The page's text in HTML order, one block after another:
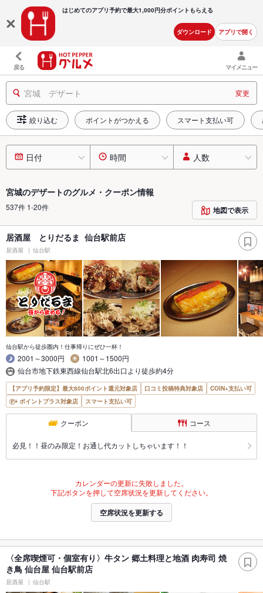
はじめてのアプリ予約で最大1,000円分ポイントもらえる
ダウンロード アプリで開く
戻る マイメニュー
宮城 デザート 変更
絞り込む ポイントがつかえる スマート支払い可
日付 時間 人数
宮城のデザートのグルメ・クーポン情報
537件 1-20件 地図で表示
居酒屋 とりだるま 仙台駅前店
居酒屋 仙台駅
仙台駅から徒歩圏内！仕事帰りにぜひ一杯！
2001～3000円
1001～1500円
仙台市地下鉄東西線仙台駅北6出口より徒歩約4分
【アプリ予約限定】最大800ポイント還元対象店 口コミ投稿特典対象店
COIN+支払い可
ポイントプラス対象店
スマート支払い可
クーポン コース
必見！！昼のみ限定！お通し代カットしちゃいます！！
カレンダーの更新に失敗しました。
下記ボタンを押して空席状況を更新してください。
空席状況を更新する
〈全席喫煙可・個室有り〉牛タン 郷土料理と地酒 肉寿司 焼
き鳥 仙台屋 仙台駅前店
居酒屋 仙台駅